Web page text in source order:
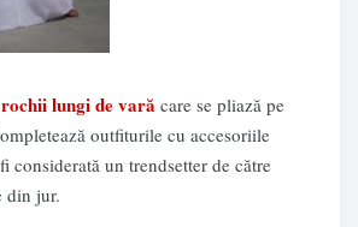
rochii lungi de vară care se pliază pe
outfiturile cu accesoriile
considerată un trendsetter de către
din jur.